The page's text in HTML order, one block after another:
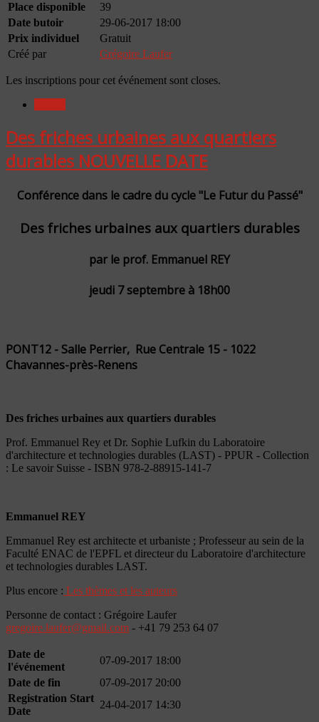
Place disponible
39
Date butoir
29-06-2017 18:00
Prix individuel
Gratuit
Créé par
Grégoire Laufer
Les inscriptions pour cet événement sont closes.
Des friches urbaines aux quartiers
durables NOUVELLE DATE
Conférence dans le cadre du cycle "Le Futur du Passé"
Des friches urbaines aux quartiers durables
par le prof. Emmanuel REY
jeudi 7 septembre à 18h00
PONT12 - Salle Perrier, Rue Centrale 15 - 1022
Chavannes-près-Renens
Des friches urbaines aux quartiers durables
Prof. Emmanuel Rey et Dr. Sophie Lufkin du Laboratoire
d'architecture et technologies durables (LAST) - PPUR - Collection
: Le savoir Suisse - ISBN 978-2-88915-141-7
Emmanuel REY
Emmanuel Rey est architecte et urbaniste ; Professeur au sein de la
Faculté ENAC de l'EPFL et directeur du Laboratoire d'architecture
et technologies durables LAST.
Plus encore : Les thèmes et les auteurs
Personne de contact : Grégoire Laufer
gregoire.laufer@gmail.com - +41 79 253 64 07
Date de
l'événement
07-09-2017 18:00
Date de fin
07-09-2017 20:00
Registration Start
Date
24-04-2017 14:30